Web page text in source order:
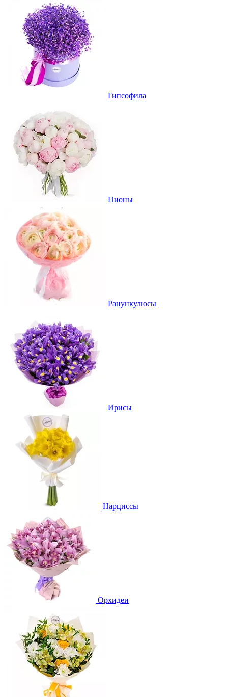
Гипсофила
Пионы
Ранункулюсы
Ирисы
Нарциссы
Орхидеи